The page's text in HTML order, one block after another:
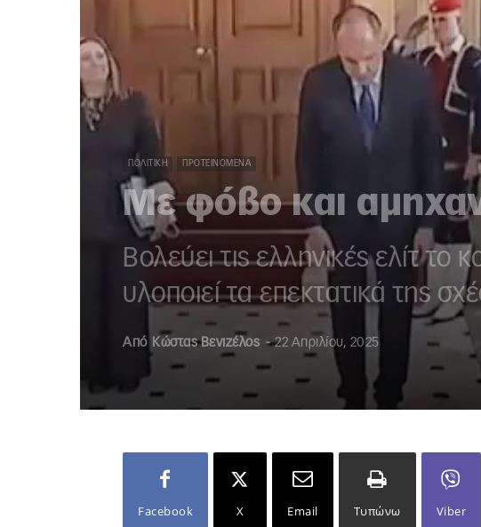
ΠΟΛΙΤΙΚΉ ΠΡΟΤΕΙΝΌΜΕΝΑ
Με φόβο και
Βολεύει τις ελληνικές ελίτ
υλοποιεί τα επεκτατικά της
Από Κώστας Βενιζέλος - 22 Απριλίου, 2025
Facebook X Email Τυπώνω Viber